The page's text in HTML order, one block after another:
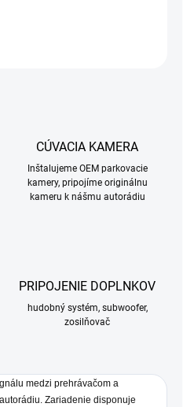
CÚVACIA KAMERA
Inštalujeme OEM parkovacie
kamery, pripojíme originálnu
kameru k nášmu autorádiu
PRIPOJENIE DOPLNKOV
hudobný systém, subwoofer,
zosilňovač
medzi prehrávačom a
Zariadenie disponuje